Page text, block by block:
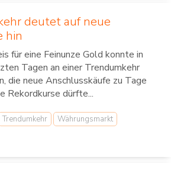
deutet auf neue
hin
für eine Feinunze Gold konnte in
Tagen an einer Trendumkehr
die neue Anschlusskäufe zu Tage
Rekordkurse dürfte...
Trendumkehr
Währungsmarkt